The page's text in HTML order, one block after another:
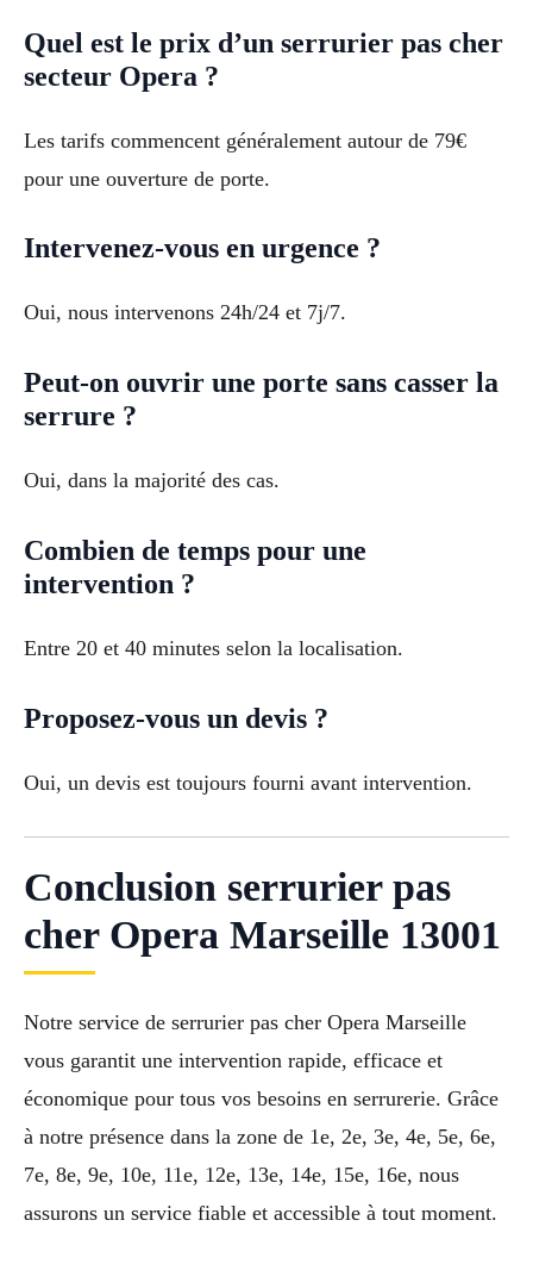
Quel est le prix d’un serrurier pas cher
secteur Opera ?
Les tarifs commencent généralement autour de 79€
pour une ouverture de porte.
Intervenez-vous en urgence ?
Oui, nous intervenons 24h/24 et 7j/7.
Peut-on ouvrir une porte sans casser la
serrure ?
Oui, dans la majorité des cas.
Combien de temps pour une
intervention ?
Entre 20 et 40 minutes selon la localisation.
Proposez-vous un devis ?
Oui, un devis est toujours fourni avant intervention.
Conclusion serrurier pas
cher Opera Marseille 13001
Notre service de serrurier pas cher Opera Marseille
vous garantit une intervention rapide, efficace et
économique pour tous vos besoins en serrurerie. Grâce
à notre présence dans la zone de 1e, 2e, 3e, 4e, 5e, 6e,
7e, 8e, 9e, 10e, 11e, 12e, 13e, 14e, 15e, 16e, nous
assurons un service fiable et accessible à tout moment.